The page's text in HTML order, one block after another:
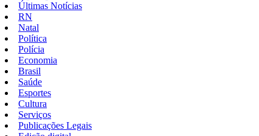
Últimas Notícias
RN
Natal
Política
Polícia
Economia
Brasil
Saúde
Esportes
Cultura
Serviços
Publicações Legais